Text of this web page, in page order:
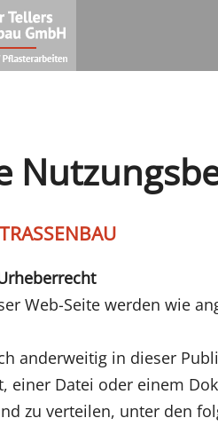
Web-Seite werden wie
anderweitig in dieser
einer Datei oder einem
zu verteilen, unter den